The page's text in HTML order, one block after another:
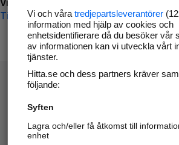
Vi beklagar besväret!
Till startsidan
Hitta.se - Gratis nummerupplysning.
Sök företag, personer och platser.
Vi och våra tredjepartsleverantörer
information med hjälp av cookies och
enhetsidentifierare då du besöker vår
av informationen kan vi utveckla vårt
tjänster.
Hitta.se och dess partners kräver
följande:
Syften
Lagra och/eller få åtkomst till
enhet